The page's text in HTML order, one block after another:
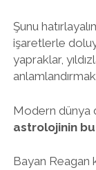
Şunu
işaretlerle
yapraklar,
Modern dünya
astrolojinin bu
Bayan Reagan